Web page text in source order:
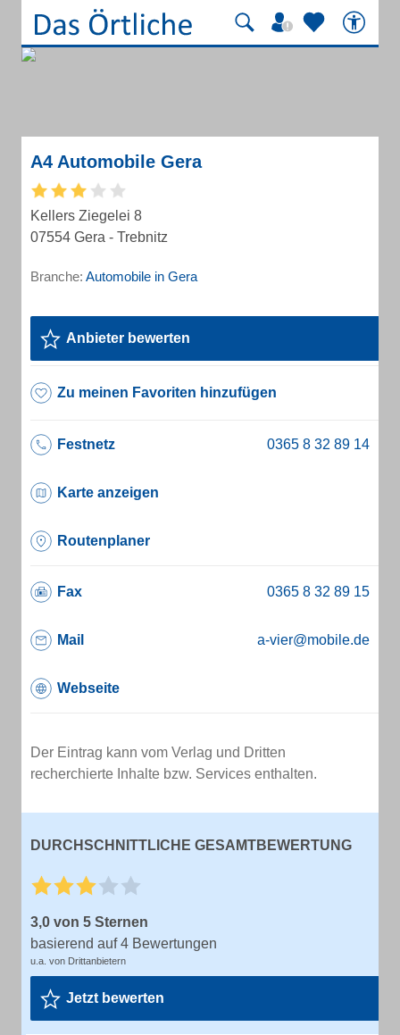
A4 Automobile Gera
Kellers Ziegelei 8
07554 Gera - Trebnitz
Branche: Automobile in Gera
Anbieter bewerten
Zu meinen Favoriten hinzufügen
Festnetz
Karte anzeigen
Routenplaner
Fax
Mail a-vier@mobile.de
Webseite
Der Eintrag kann vom Verlag und Dritten
recherchierte Inhalte bzw. Services enthalten.
DURCHSCHNITTLICHE GESAMTBEWERTUNG
3,0 von 5 Sternen
basierend auf 4 Bewertungen
u.a. von Drittanbietern
Jetzt bewerten